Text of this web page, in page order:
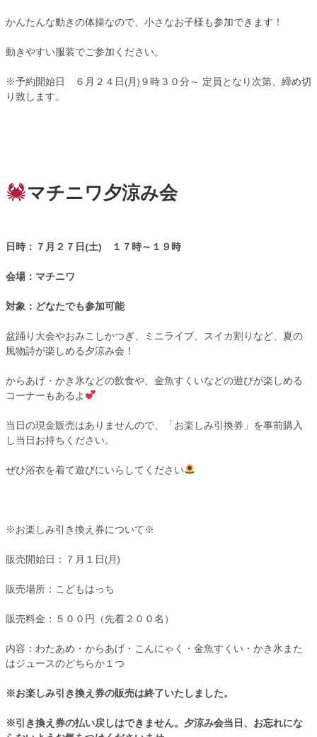
かんたんな動きの体操なので、小さなお子様も参加できます！
動きやすい服装でご参加ください。
※予約開始日 ６月２４日(月)９時３０分～ 定員となり次第、締め切
り致します。
マチニワ夕涼み会
日時：７月２７日(土) １７時～１９時
会場：マチニワ
対象：どなたでも参加可能
盆踊り大会やおみこしかつぎ、ミニライブ、スイカ割りなど、夏の
風物詩が楽しめる夕涼み会！
からあげ・かき氷などの飲食や、金魚すくいなどの遊びが楽しめる
コーナーもあるよ
当日の現金販売はありませんので、「お楽しみ引換券」を事前購入
し当日お持ちください。
ぜひ浴衣を着て遊びにいらしてください
※お楽しみ引き換え券について※
販売開始日：７月１日(月)
販売場所：こどもはっち
販売料金：５００円（先着２００名）
内容：わたあめ・からあげ・こんにゃく・金魚すくい・かき氷また
はジュースのどちらか１つ
※お楽しみ引き換え券の販売は終了いたしました。
※引き換え券の払い戻しはできません。夕涼み会当日、お忘れにな